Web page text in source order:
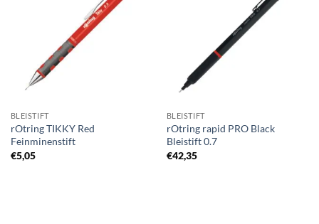
Merkliste
BLEISTIFT
rOtring TIKKY Red
Feinminenstift
€5,05
Merkliste
BLEISTIFT
rOtring rapid PRO Black
Bleistift 0.7
€42,35